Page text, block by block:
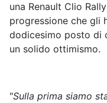
una Renault Clio
progressione che gli
dodicesimo posto di
un solido ottimismo.
"Sulla prima siamo